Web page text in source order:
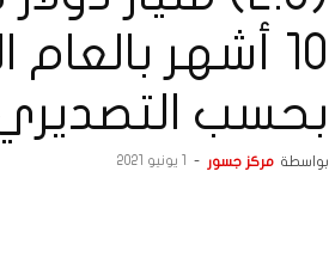
بحسب
بواسطة مركز جسور -